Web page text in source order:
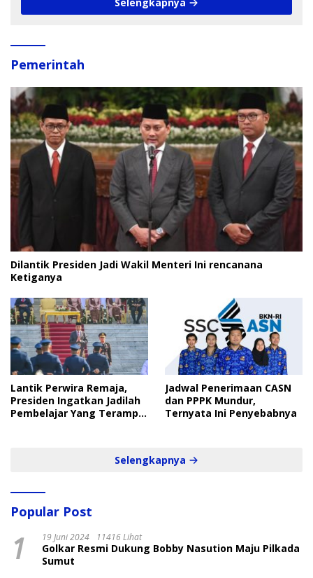
Pemerintah
Dilantik Presiden Jadi Wakil Menteri Ini rencanana
Ketiganya
Lantik Perwira Remaja,
Presiden Ingatkan Jadilah
Pembelajar Yang Terampil
Jadwal Penerimaan CASN
dan PPPK Mundur,
Ternyata Ini Penyebabnya
Selengkapnya
Popular Post
1 19 Juni 2024 11416 Lihat
Golkar Resmi Dukung Bobby Nasution Maju Pilkada
Sumut